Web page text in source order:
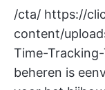
/cta/ https://
content/
Time-
beheren is